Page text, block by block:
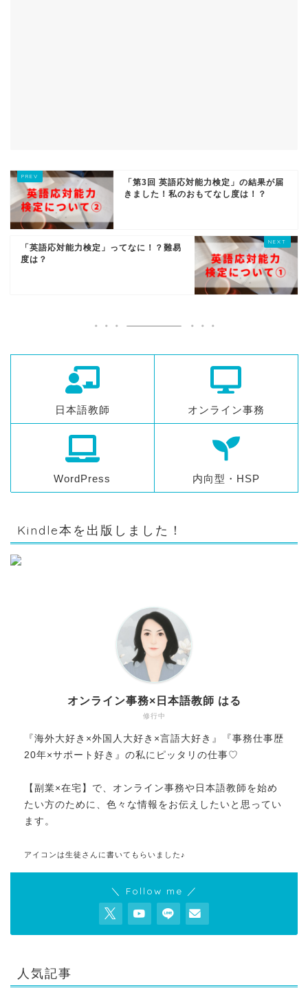
「第3回 英語応対能力検定」の結果が届
きました！私のおもてなし度は！？
「英語応対能力検定」ってなに！？難易
度は？
日本語教師 オンライン事務
WordPress 内向型・HSP
Kindle本を出版しました！
修行中
オンライン事務×日本語教師 はる
『海外大好き×外国人大好き×言語大好き』『事務仕事歴
20年×サポート好き』の私にピッタリの仕事♡
【副業×在宅】で、オンライン事務や日本語教師を始め
たい方のために、色々な情報をお伝えしたいと思ってい
ます。
アイコンは生徒さんに書いてもらいました♪
＼ Follow me ／
人気記事